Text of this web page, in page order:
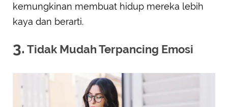
kemungkinan membuat hidup mereka lebih
kaya dan berarti.
3. Tidak Mudah Terpancing Emosi